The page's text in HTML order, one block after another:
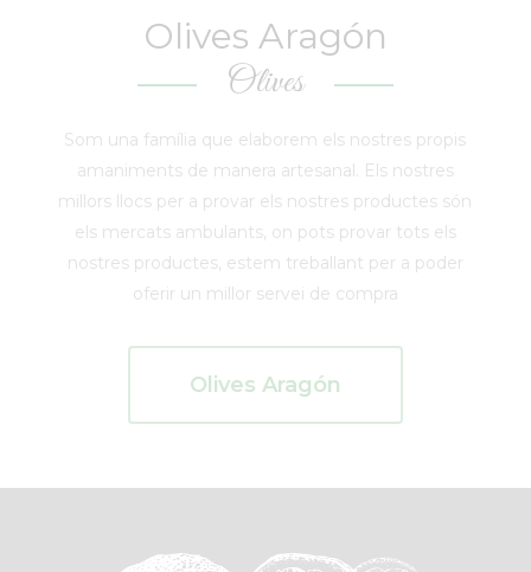
Olives Aragón
Olives
Som una família que elaborem els nostres propis
amaniments de manera artesanal. Els nostres
millors llocs per a provar els nostres productes són
els mercats ambulants, on pots provar tots els
nostres productes, estem treballant per a poder
oferir un millor servei de compra
Olives Aragón